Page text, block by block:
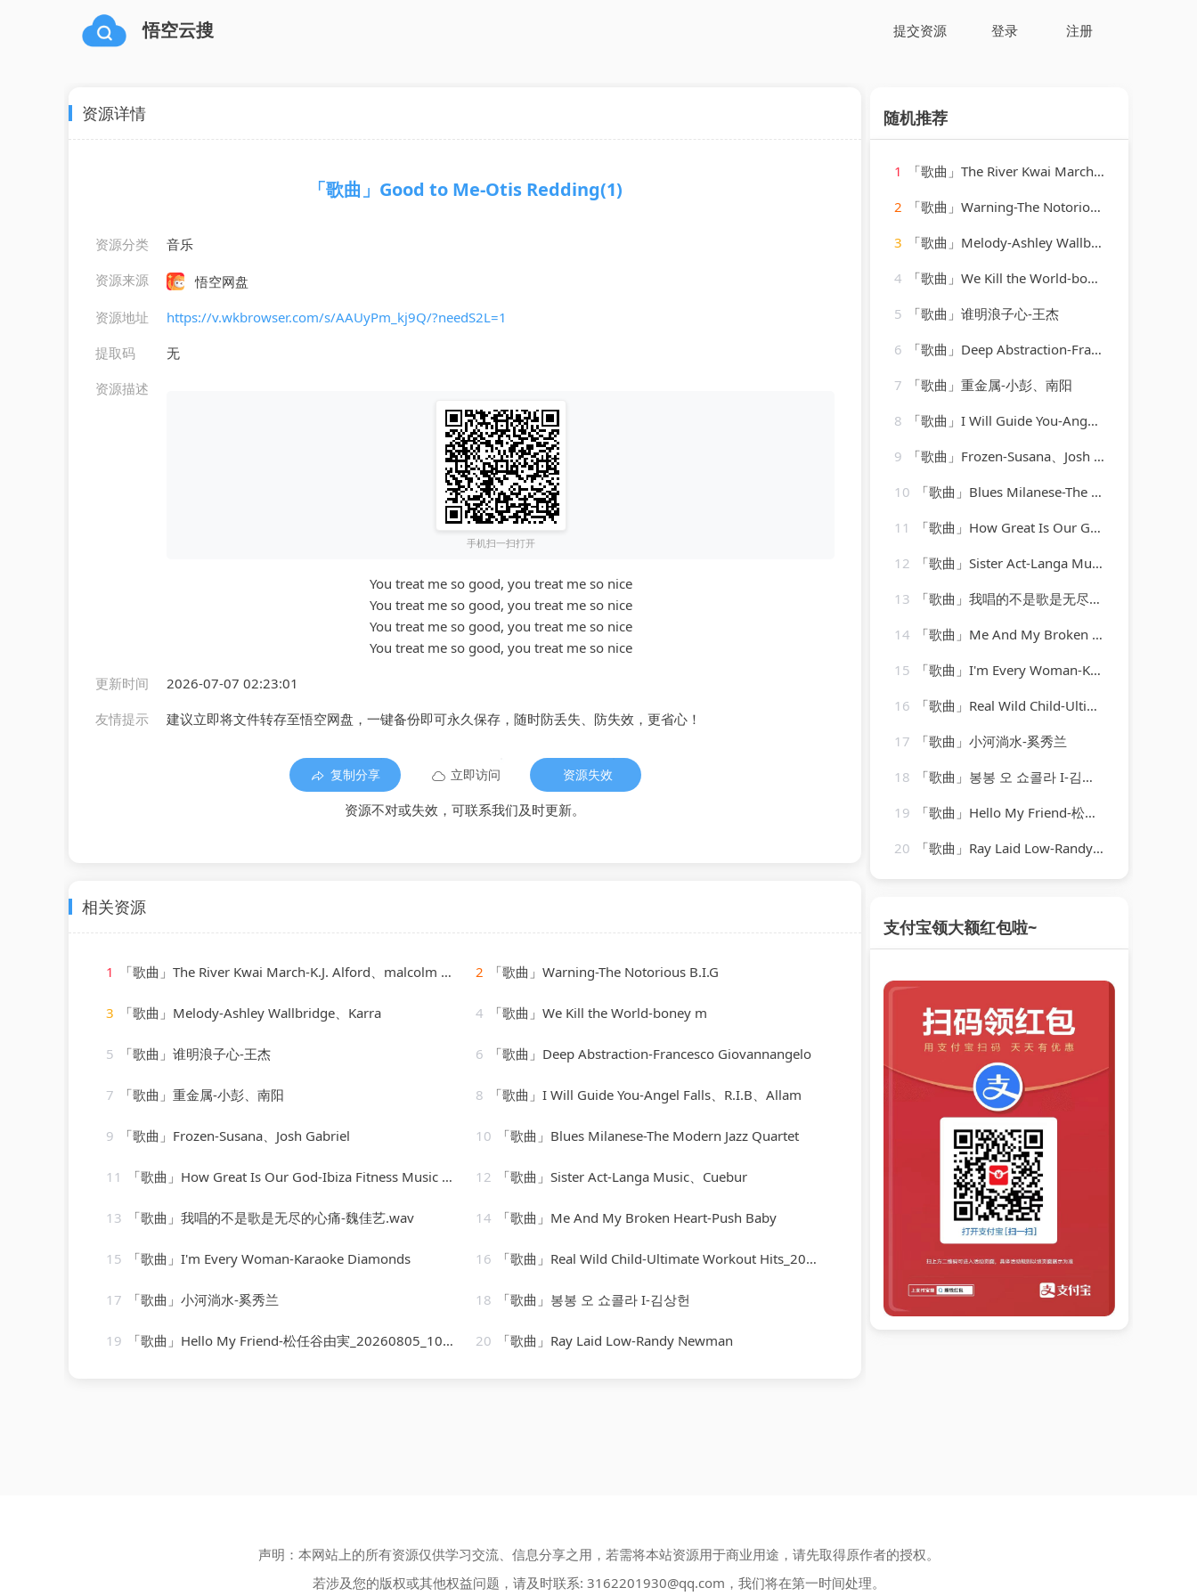
悟空云搜 提交资源 登录 注册
资源详情
「歌曲」Good to Me-Otis Redding(1)
资源分类
音乐
资源来源
悟空网盘
资源地址
https://v.wkbrowser.com/s/AAUyPm_kj9Q/?needS2L=1
提取码
无
资源描述
手机扫一扫打开
You treat me so good, you treat me so nice
You treat me so good, you treat me so nice
You treat me so good, you treat me so nice
You treat me so good, you treat me so nice
更新时间
2026-07-07 02:23:01
友情提示
建议立即将文件转存至悟空网盘，一键备份即可永久保存，随时防丢失、防失效，更省心！
复制分享 立即访问 资源失效
资源不对或失效，可联系我们及时更新。
相关资源
1 「歌曲」The River Kwai March-K.J. Alford、malcolm arnold 2 「歌曲」Warning-The Notorious B.I.G
3 「歌曲」Melody-Ashley Wallbridge、Karra 4 「歌曲」We Kill the World-boney m
5 「歌曲」谁明浪子心-王杰 6 「歌曲」Deep Abstraction-Francesco Giovannangelo
7 「歌曲」重金属-小彭、南阳 8 「歌曲」I Will Guide You-Angel Falls、R.I.B、Allam
9 「歌曲」Frozen-Susana、Josh Gabriel 10 「歌曲」Blues Milanese-The Modern Jazz Quartet
11 「歌曲」How Great Is Our God-Ibiza Fitness Music Workout 12 「歌曲」Sister Act-Langa Music、Cuebur
13 「歌曲」我唱的不是歌是无尽的心痛-魏佳艺.wav 14 「歌曲」Me And My Broken Heart-Push Baby
15 「歌曲」I'm Every Woman-Karaoke Diamonds 16 「歌曲」Real Wild Child-Ultimate Workout Hits_20260805_102612
17 「歌曲」小河淌水-奚秀兰 18 「歌曲」봉봉 오 쇼콜라 I-김상헌
19 「歌曲」Hello My Friend-松任谷由実_20260805_102846 20 「歌曲」Ray Laid Low-Randy Newman
随机推荐
1
「歌曲」The River Kwai March-K.J. Alford、malcolm arnold
2
「歌曲」Warning-The Notorious B.I.G
3
「歌曲」Melody-Ashley Wallbridge、Karra
4
「歌曲」We Kill the World-boney m
5
「歌曲」谁明浪子心-王杰
6
「歌曲」Deep Abstraction-Francesco Giovannangelo
7
「歌曲」重金属-小彭、南阳
8
「歌曲」I Will Guide You-Angel Falls、R.I.B、Allam
9
「歌曲」Frozen-Susana、Josh Gabriel
10
「歌曲」Blues Milanese-The Modern Jazz Quartet
11
「歌曲」How Great Is Our God-Ibiza Fitness Music Workout
12
「歌曲」Sister Act-Langa Music、Cuebur
13
「歌曲」我唱的不是歌是无尽的心痛-魏佳艺.wav
14
「歌曲」Me And My Broken Heart-Push Baby
15
「歌曲」I'm Every Woman-Karaoke Diamonds
16
「歌曲」Real Wild Child-Ultimate Workout Hits_20260805_102612
17
「歌曲」小河淌水-奚秀兰
18
「歌曲」봉봉 오 쇼콜라 I-김상헌
19
「歌曲」Hello My Friend-松任谷由実_20260805_102846
20
「歌曲」Ray Laid Low-Randy Newman
支付宝领大额红包啦~
声明：本网站上的所有资源仅供学习交流、信息分享之用，若需将本站资源用于商业用途，请先取得原作者的授权。
若涉及您的版权或其他权益问题，请及时联系: 3162201930@qq.com ，我们将在第一时间处理。